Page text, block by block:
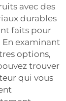
avec des
durables
faits pour
En examinant
options,
trouver
qui vous